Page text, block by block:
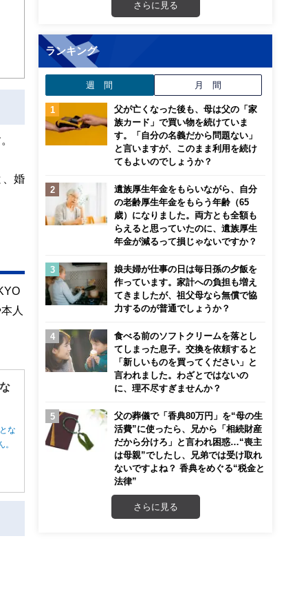
、婚
人
な
。
さらに見る
ランキング
週 間 月 間
父が亡くなった後も、母は父の「家
族カード」で買い物を続けていま
す。「自分の名義だから問題ない」
と言いますが、このまま利用を続け
てもよいのでしょうか？
遺族厚生年金をもらいながら、自分
の老齢厚生年金をもらう年齢（65
歳）になりました。両方とも全額も
らえると思っていたのに、遺族厚生
年金が減るって損じゃないですか？
娘夫婦が仕事の日は毎日孫の夕飯を
作っています。家計への負担も増え
てきましたが、祖父母なら無償で協
力するのが普通でしょうか？
食べる前のソフトクリームを落とし
てしまった息子。交換を依頼すると
「新しいものを買ってください」と
言われました。わざとではないの
に、理不尽すぎませんか？
父の葬儀で「香典80万円」を“母の生
活費”に使ったら、兄から「相続財産
だから分けろ」と言われ困惑…“喪主
は母親”でしたし、兄弟では受け取れ
ないですよね？ 香典をめぐる“税金と
法律”
さらに見る